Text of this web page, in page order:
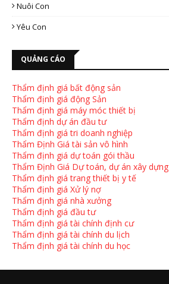
Nuôi Con
Yêu Con
QUẢNG CÁO
Thẩm định giá bất động sản
Thẩm định giá động Sản
Thẩm định giá máy móc thiết bị
Thẩm định dự án đầu tư
Thẩm định giá tri doanh nghiệp
Thẩm Định Giá tài sản vô hình
Thẩm định giá dự toán gói thầu
Thẩm Định Giá Dự toán, dự án xây dựng
Thẩm định giá trang thiết bị y tế
Thẩm định giá Xử lý nợ
Thẩm định giá nhà xưởng
Thẩm định giá đầu tư
Thẩm định giá tài chính định cư
Thẩm định giá tài chính du lịch
Thẩm định giá tài chính du học